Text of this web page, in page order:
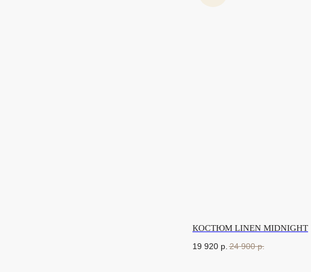
КОСТЮМ LINEN MIDNIGHT
19 920 р. 24 900 р.